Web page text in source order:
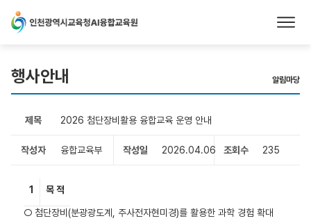
본문 바로가기
행사안내 알림마당
제목 2026 첨단장비활용 융합교육 운영 안내
작성자 융합교육부 작성일 2026.04.06 조회수 235
1 목 적
○ 첨단장비(분광광도계, 주사전자현미경)를 활용한 과학 경험 확대